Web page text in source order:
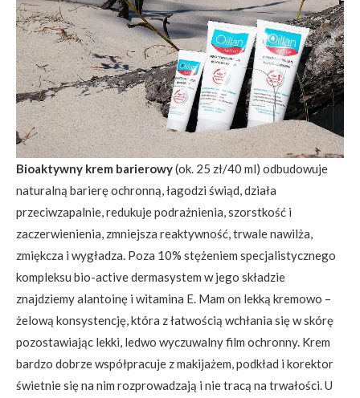
Bioaktywny krem barierowy(ok. 25 zł/40 ml) odbudowuje
naturalną barierę ochronną, łagodzi świąd, działa
przeciwzapalnie, redukuje podrażnienia, szorstkość i
zaczerwienienia, zmniejsza reaktywność, trwale nawilża,
zmiękcza i wygładza. Poza 10% stężeniem specjalistycznego
kompleksu bio-active dermasystem w jego składzie
znajdziemy alantoinę i witamina E. Mam on lekką kremowo –
żelową konsystencję, która z łatwością wchłania się w skórę
pozostawiając lekki, ledwo wyczuwalny film ochronny. Krem
bardzo dobrze współpracuje z makijażem, podkład i korektor
świetnie się na nim rozprowadzają i nie tracą na trwałości. U